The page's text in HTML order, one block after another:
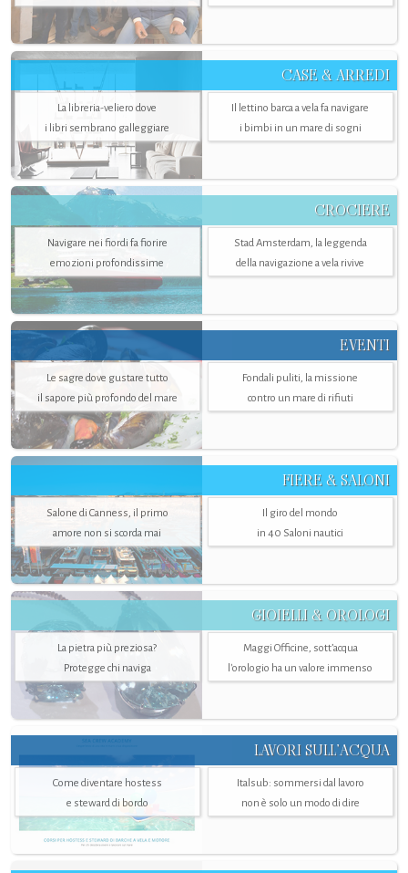
CASE & ARREDI
La libreria-veliero dove
i libri sembrano galleggiare
Il lettino barca a vela fa navigare
i bimbi in un mare di sogni
CROCIERE
Navigare nei fiordi fa fiorire
emozioni profondissime
Stad Amsterdam, la leggenda
della navigazione a vela rivive
EVENTI
Le sagre dove gustare tutto
il sapore più profondo del mare
Fondali puliti, la missione
contro un mare di rifiuti
FIERE & SALONI
Salone di Canness, il primo
amore non si scorda mai
Il giro del mondo
in 40 Saloni nautici
GIOIELLI & OROLOGI
La pietra più preziosa?
Protegge chi naviga
Maggi Officine, sott’acqua
l'orologio ha un valore immenso
LAVORI SULL’ACQUA
Come diventare hostess
e steward di bordo
Italsub: sommersi dal lavoro
non è solo un modo di dire